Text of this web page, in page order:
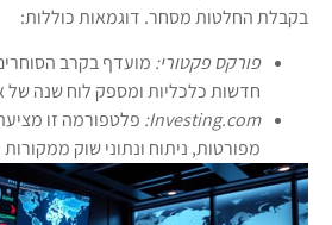
בקבלת החלטות מסחר. דוגמאות כוללות:
פורקס פקטורי: מועדף בקרב
חדשות כלכליות ומספק לוח שנה של
Investing.com: פלטפורמה זו
מפורטות, ניתוח ונתוני שוק